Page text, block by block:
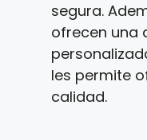
segura.
ofrecen una
les permite
calidad.